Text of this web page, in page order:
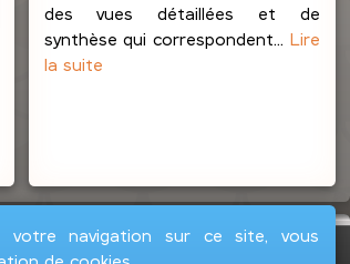
des vues détaillées et de
synthèse qui correspondent... Lire
la suite
votre navigation sur ce site, vous
de cookies.